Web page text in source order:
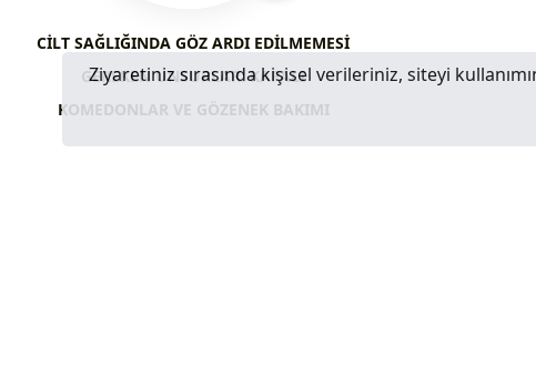
CILT SAĞLIĞINDA GÖZ ARDI EDILMEMESI
GEREKEN UNSURLAR: KAPALI
KOMEDONLAR VE GÖZENEK BAKIMI
Ziyaretiniz sırasında kişisel verileriniz, siteyi